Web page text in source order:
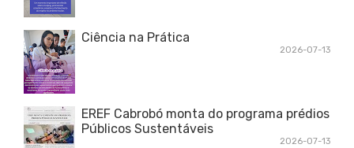
Ciência na Prática
2026-07-13
EREF Cabrobó monta do programa prédios
Públicos Sustentáveis
2026-07-13